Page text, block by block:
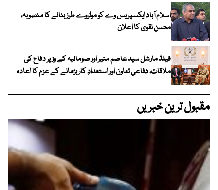
اسلام آباد ایکسپریس وے کو موٹروے طرز بنانے کا منصوبہ،
محسن نقوی کا اعلان
فیلڈ مارشل سید عاصم منیر اور صومالیہ کے وزیر دفاع کی
ملاقات، دفاعی تعاون اور استعدادِ کار بڑھانے کے عزم کا اعادہ
مقبول ترین خبریں